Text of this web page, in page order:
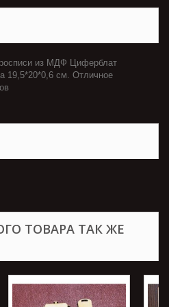
из МДФ Циферблат
19,5*20*0,6 см. Отличное
ТОВАРА ТАК ЖЕ